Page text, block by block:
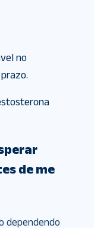
no
de me
dependendo